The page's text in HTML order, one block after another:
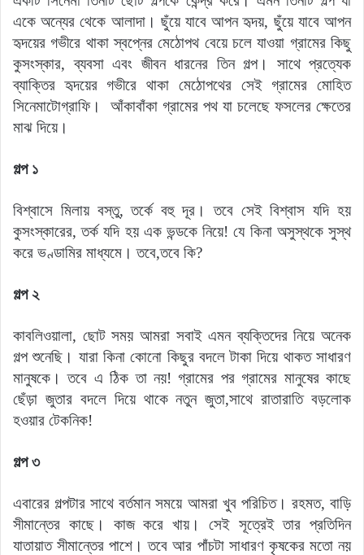
একে অন্যের থেকে আলাদা। ছুঁয়ে যাবে আপন হৃদয়, ছুঁয়ে যাবে আপন
হৃদয়ের গভীরে থাকা স্বপ্নের মেঠোপথ বেয়ে চলে যাওয়া গ্রামের কিছু
কুসংস্কার, ব্যবসা এবং জীবন ধারনের তিন গল্প। সাথে প্রত্যেক
ব্যাক্তির হৃদয়ের গভীরে থাকা মেঠোপথের সেই গ্রামের মোহিত
সিনেমাটোগ্রাফি।
আঁকাবাঁকা গ্রামের পথ যা চলেছে ফসলের ক্ষেতের
মাঝ দিয়ে।
গল্প ১
বিশ্বাসে মিলায় বস্তু, তর্কে বহু দূর। তবে সেই বিশ্বাস যদি হয়
কুসংস্কারের, তর্ক যদি হয় এক ভন্ডকে নিয়ে! যে কিনা অসুস্থকে সুস্থ
করে ভণ্ডামির মাধ্যমে। তবে,তবে কি?
গল্প ২
কাবলিওয়ালা, ছোট সময় আমরা সবাই এমন ব্যক্তিদের নিয়ে অনেক
গল্প শুনেছি। যারা কিনা কোনো কিছুর বদলে টাকা দিয়ে থাকত সাধারণ
মানুষকে। তবে এ ঠিক তা নয়! গ্রামের পর গ্রামের মানুষের কাছে
ছেঁড়া জুতার বদলে দিয়ে থাকে নতুন জুতা,সাথে রাতারাতি বড়লোক
হওয়ার টেকনিক!
গল্প ৩
এবারের গল্পটার সাথে বর্তমান সময়ে আমরা খুব পরিচিত। রহমত, বাড়ি
সীমান্তের কাছে। কাজ করে খায়। সেই সূত্রেই তার প্রতিদিন
যাতায়াত সীমান্তের পাশে। তবে আর পাঁচটা সাধারণ কৃষকের মতো নয়